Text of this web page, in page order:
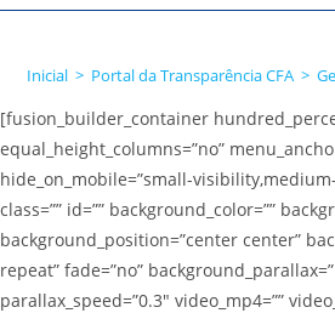
Inicial > Portal da Transparência CFA >
[fusion_builder_container
equal_height_columns=”no”
hide_on_mobile=”small-
class=”” id=”” background_color=””
background_position=”center center”
repeat” fade=”no”
parallax_speed=”0.3″ video_mp4=””